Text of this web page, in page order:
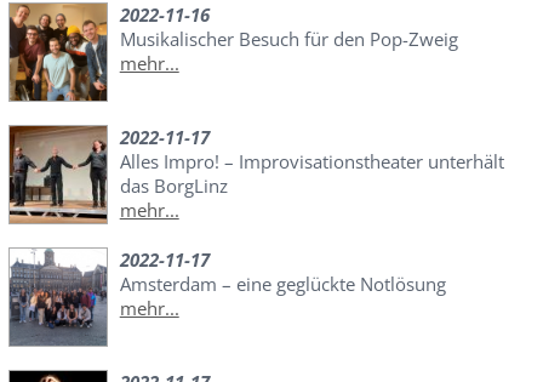
2022-11-16
Musikalischer Besuch für den Pop-Zweig
mehr...
2022-11-17
Alles Impro! – Improvisationstheater unterhält
das BorgLinz
mehr...
2022-11-17
Amsterdam – eine geglückte Notlösung
mehr...